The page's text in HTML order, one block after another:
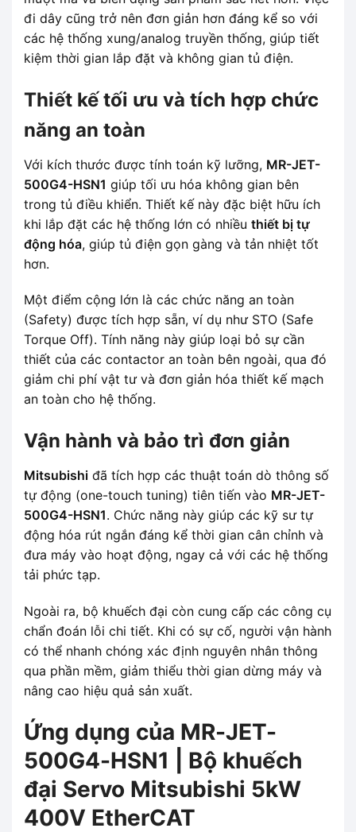
đi dây cũng trở nên đơn giản hơn đáng kể so với
các hệ thống xung/analog truyền thống, giúp tiết
kiệm thời gian lắp đặt và không gian tủ điện.
Thiết kế tối ưu và tích hợp chức
năng an toàn
Với kích thước được tính toán kỹ lưỡng, MR-JET-
500G4-HSN1 giúp tối ưu hóa không gian bên
trong tủ điều khiển. Thiết kế này đặc biệt hữu ích
khi lắp đặt các hệ thống lớn có nhiều thiết bị tự
động hóa, giúp tủ điện gọn gàng và tản nhiệt tốt
hơn.
Một điểm cộng lớn là các chức năng an toàn
(Safety) được tích hợp sẵn, ví dụ như STO (Safe
Torque Off). Tính năng này giúp loại bỏ sự cần
thiết của các contactor an toàn bên ngoài, qua đó
giảm chi phí vật tư và đơn giản hóa thiết kế mạch
an toàn cho hệ thống.
Vận hành và bảo trì đơn giản
Mitsubishi đã tích hợp các thuật toán dò thông số
tự động (one-touch tuning) tiên tiến vào MR-JET-
500G4-HSN1. Chức năng này giúp các kỹ sư tự
động hóa rút ngắn đáng kể thời gian cân chỉnh và
đưa máy vào hoạt động, ngay cả với các hệ thống
tải phức tạp.
Ngoài ra, bộ khuếch đại còn cung cấp các công cụ
chẩn đoán lỗi chi tiết. Khi có sự cố, người vận hành
có thể nhanh chóng xác định nguyên nhân thông
qua phần mềm, giảm thiểu thời gian dừng máy và
nâng cao hiệu quả sản xuất.
Ứng dụng của MR-JET-
500G4-HSN1 | Bộ khuếch
đại Servo Mitsubishi 5kW
400V EtherCAT